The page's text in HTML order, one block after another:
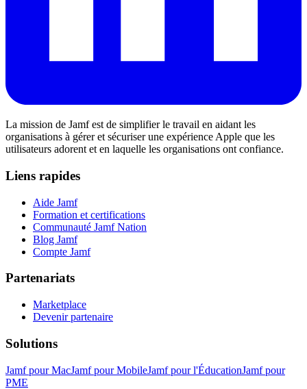
La mission de Jamf est de simplifier le travail en aidant les
organisations à gérer et sécuriser une expérience Apple que les
utilisateurs adorent et en laquelle les organisations ont confiance.
Liens rapides
Aide Jamf
Formation et certifications
Communauté Jamf Nation
Blog Jamf
Compte Jamf
Partenariats
Marketplace
Devenir partenaire
Solutions
Jamf pour MacJamf pour MobileJamf pour l'ÉducationJamf pour
PME